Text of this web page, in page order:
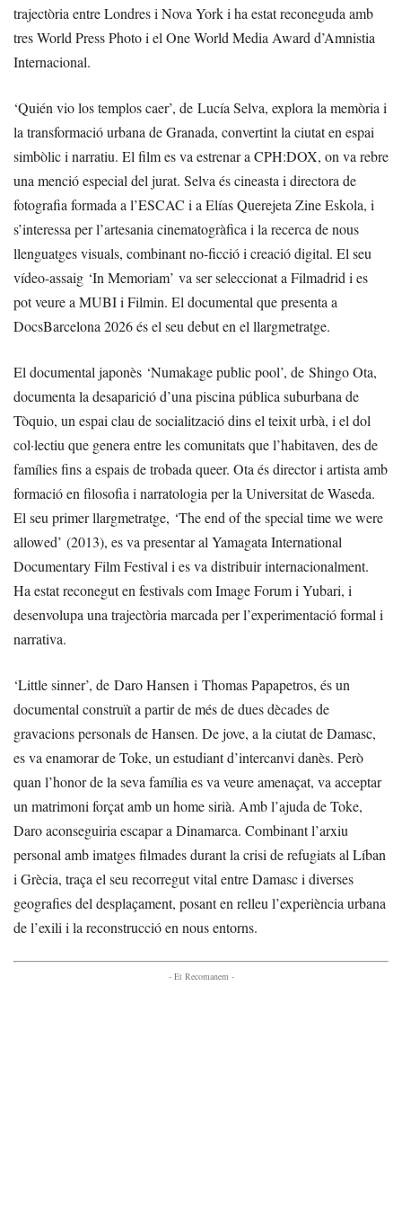
trajectòria entre Londres i Nova York i ha estat reconeguda amb
tres World Press Photo i el One World Media Award d’Amnistia
Internacional.
‘Quién vio los templos caer’, de Lucía Selva, explora la memòria i
la transformació urbana de Granada, convertint la ciutat en espai
simbòlic i narratiu. El film es va estrenar a CPH:DOX, on va rebre
una menció especial del jurat. Selva és cineasta i directora de
fotografia formada a l’ESCAC i a Elías Querejeta Zine Eskola, i
s’interessa per l’artesania cinematogràfica i la recerca de nous
llenguatges visuals, combinant no-ficció i creació digital. El seu
vídeo-assaig ‘In Memoriam’ va ser seleccionat a Filmadrid i es
pot veure a MUBI i Filmin. El documental que presenta a
DocsBarcelona 2026 és el seu debut en el llargmetratge.
El documental japonès ‘Numakage public pool’, de Shingo Ota,
documenta la desaparició d’una piscina pública suburbana de
Tòquio, un espai clau de socialització dins el teixit urbà, i el dol
col·lectiu que genera entre les comunitats que l’habitaven, des de
famílies fins a espais de trobada queer. Ota és director i artista amb
formació en filosofia i narratologia per la Universitat de Waseda.
El seu primer llargmetratge, ‘The end of the special time we were
allowed’ (2013), es va presentar al Yamagata International
Documentary Film Festival i es va distribuir internacionalment.
Ha estat reconegut en festivals com Image Forum i Yubari, i
desenvolupa una trajectòria marcada per l’experimentació formal i
narrativa.
‘Little sinner’, de Daro Hansen i Thomas Papapetros, és un
documental construït a partir de més de dues dècades de
gravacions personals de Hansen. De jove, a la ciutat de Damasc,
es va enamorar de Toke, un estudiant d’intercanvi danès. Però
quan l’honor de la seva família es va veure amenaçat, va acceptar
un matrimoni forçat amb un home sirià. Amb l’ajuda de Toke,
Daro aconseguiria escapar a Dinamarca. Combinant l’arxiu
personal amb imatges filmades durant la crisi de refugiats al Líban
i Grècia, traça el seu recorregut vital entre Damasc i diverses
geografies del desplaçament, posant en relleu l’experiència urbana
de l’exili i la reconstrucció en nous entorns.
- Et Recomanem -